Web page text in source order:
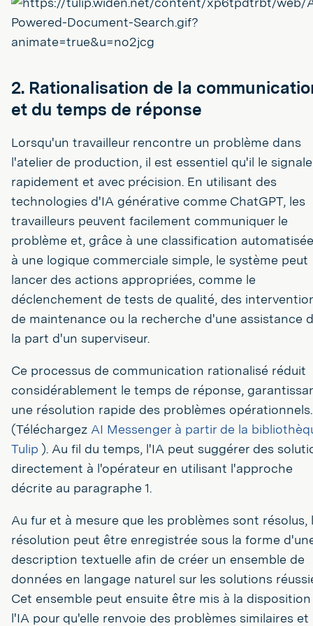
2. Rationalisation de la
et du temps de réponse
Lorsqu'un travailleur rencontre un problème dans
l'atelier de production, il est essentiel qu'il le signale
rapidement et avec précision. En utilisant des
technologies d'IA générative comme ChatGPT, les
travailleurs peuvent facilement communiquer le
problème et, grâce à une classification
à une logique commerciale simple, le système peut
lancer des actions appropriées, comme le
déclenchement de tests de qualité, des
de maintenance ou la recherche d'une assistance
la part d'un superviseur.
Ce processus de communication rationalisé réduit
considérablement le temps de réponse,
une résolution rapide des problèmes opérationnels.
(Téléchargez AI Messenger à partir de la
Tulip ). Au fil du temps, l'IA peut suggérer des
directement à l'opérateur en utilisant l'approche
décrite au paragraphe 1.
Au fur et à mesure que les problèmes sont résolus,
résolution peut être enregistrée sous la forme
description textuelle afin de créer un ensemble de
données en langage naturel sur les solutions
Cet ensemble peut ensuite être mis à la
l'IA pour qu'elle renvoie des problèmes similaires et